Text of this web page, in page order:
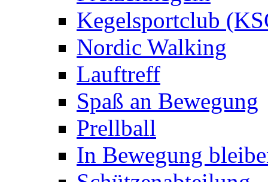
Kegelsportclub
Nordic Walking
Lauftreff
Spaß an Bewegung
Prellball
In Bewegung